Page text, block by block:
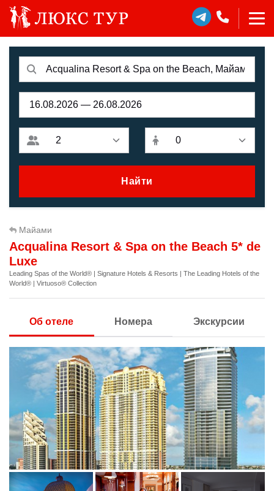
Найти
Майaми
Acqualina Resort & Spa on the Beach 5* de
Luxe
Leading Spas of the World® | Signature Hotels & Resorts | The Leading Hotels of the
World® | Virtuoso® Collection
Об отеле Номера Экскурсии